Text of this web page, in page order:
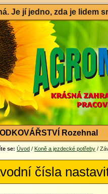
Je jí jedno, zda je
Rozehnal
se: Úvod / Koně a jezdecké potřeby /
čísla